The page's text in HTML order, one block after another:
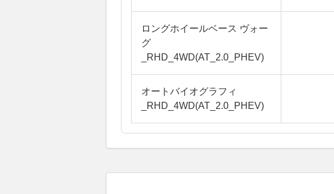
ロングホイールベース ヴォー
グ
_RHD_4WD(AT_2.0_PHEV)
オートバイオグラフィ
_RHD_4WD(AT_2.0_PHEV)